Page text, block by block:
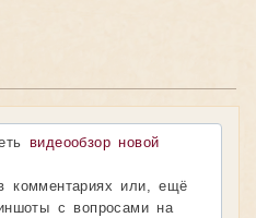
видеообзор новой
комментариях или, ещё
с вопросами на